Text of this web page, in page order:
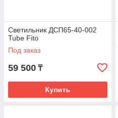
Светильник ДСП65-40-002
Tube Fito
Под заказ
59 500 ₸
Купить